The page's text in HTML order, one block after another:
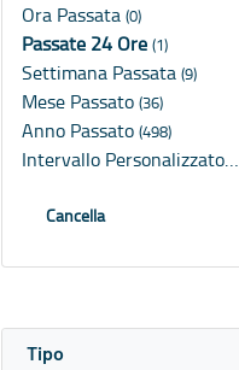
Ora Passata (0)
Passate 24 Ore (1)
Settimana Passata (9)
Mese Passato (36)
Anno Passato (498)
Intervallo Personalizzato…
Cancella
Tipo